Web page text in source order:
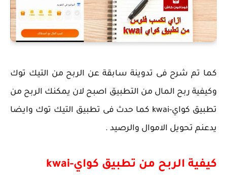
كما تم شرح فى تدوينة سابقة عن الربح من التيك توك
وكيفية ربح المال من التطبيق اصبح لان يمكنك الربح من
تطبيق كواي-kwai كما حدث فى تطبيق التيك توك وايضا
يدعنم تحويل الاموال والرصيد .
كيفية الربح من تطبيق كواي-kwai